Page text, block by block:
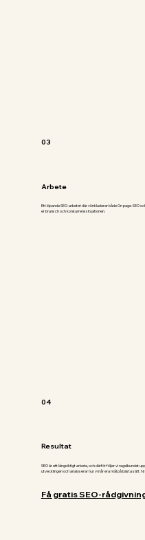
03
Arbete
Ett löpande SEO-arbetet där vi inkluderar både On page-SEO
er bransch och konkurrenssituationen.
04
Resultat
SEO är ett långsiktigt arbete, och därför följer vi regelbundet
utvecklingen och analyserar hur vi når era mål på bästa sätt. Ni
Få gratis SEO-